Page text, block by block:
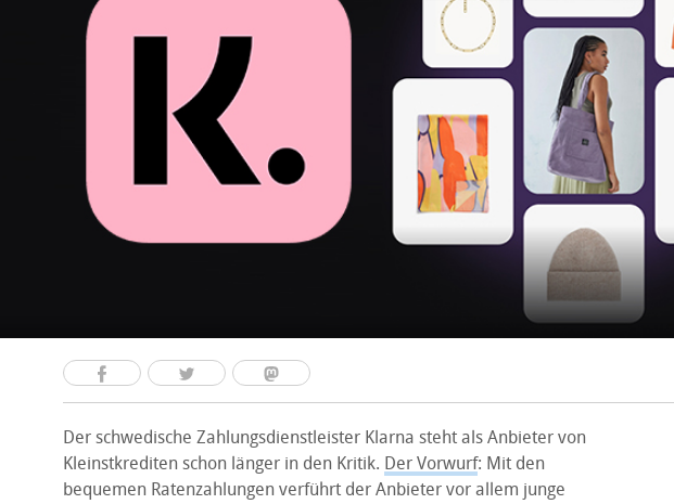
Der schwedische Zahlungsdienstleister Klarna steht als Anbieter von
Kleinstkrediten schon länger in den Kritik. Der Vorwurf: Mit den
bequemen Ratenzahlungen verführt der Anbieter vor allem junge